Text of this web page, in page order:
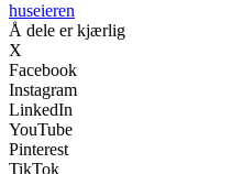
huseieren
Å dele er kjærlig
X
Facebook
Instagram
LinkedIn
YouTube
Pinterest
TikTok